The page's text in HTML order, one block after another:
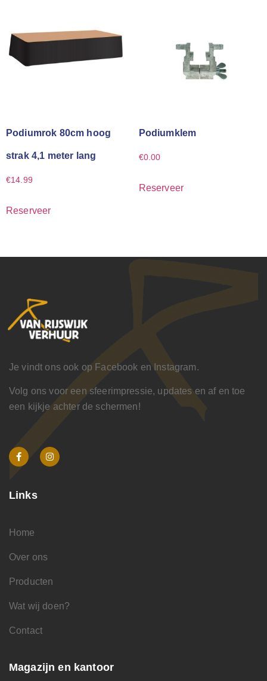
Podiumrok 80cm hoog
strak 4,1 meter lang
€14.99
Reserveer
Podiumklem
€0.00
Reserveer
Je vindt ons ook op Facebook en Instagram.
Volg ons voor een sfeerimpressie, updates en af en toe
een kijkje achter de schermen!
Links
Home
Over ons
Producten
Wat wij doen?
Contact
Magazijn en kantoor